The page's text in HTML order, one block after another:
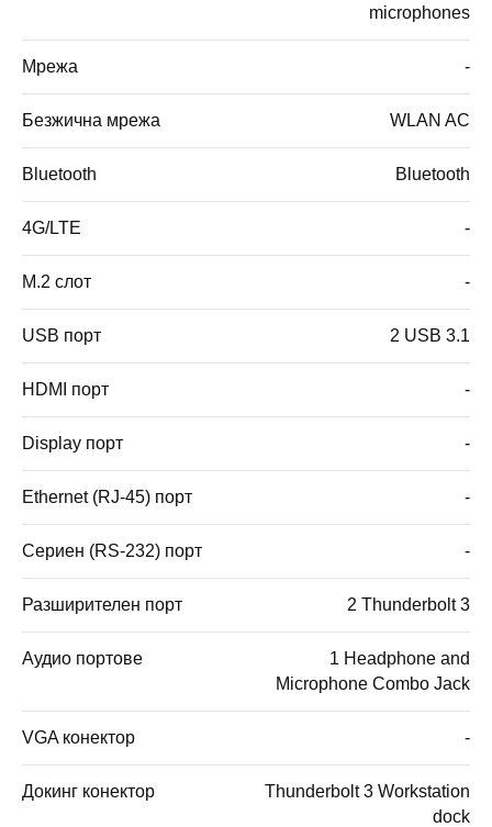
microphones
Мрежа -
Безжична мрежа WLAN AC
Bluetooth Bluetooth
4G/LTE -
M.2 слот -
USB порт 2 USB 3.1
HDMI порт -
Display порт -
Ethernet (RJ-45) порт -
Сериен (RS-232) порт -
Разширителен порт 2 Thunderbolt 3
Аудио портове
1 Headphone and
Microphone Combo Jack
VGA конектор -
Докинг конектор
Thunderbolt 3 Workstation
dock